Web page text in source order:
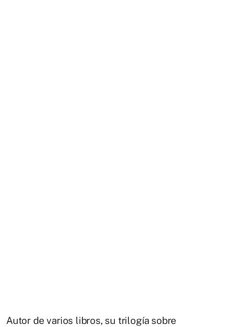
Autor de varios libros, su trilogía sobre